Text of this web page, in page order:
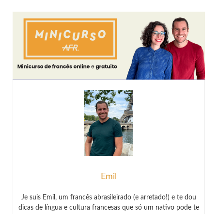
Emil
Je suis Emil, um francês abrasileirado (e arretado!) e te dou
dicas de língua e cultura francesas que só um nativo pode te